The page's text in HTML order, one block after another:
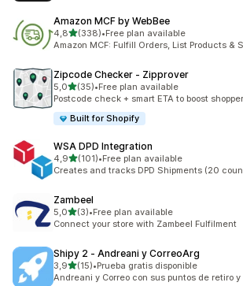
Amazon MCF by WebBee
4,8de 5 estrelas
(338)
338 total de avaliações
•Free plan available
Amazon MCF: Fulfill Orders, List Products &
Zipcode Checker ‑ Zipprover
5,0de 5 estrelas
(35)
35 total de avaliações
•Free plan available
Postcode check + smart ETA to boost
Built for Shopify
WSA DPD Integration
4,9de 5 estrelas
(101)
101 total de avaliações
•Free plan available
Creates and tracks DPD Shipments (20
Zambeel
5,0de 5 estrelas
(3)
3 total de avaliações
•Free plan available
Connect your store with Zambeel Fulfilment
Shipy 2 ‑ Andreani y CorreoArg
3,9de 5 estrelas
(15)
15 total de avaliações
•Prueba gratis disponible
Andreani y Correo con sus puntos de retiro